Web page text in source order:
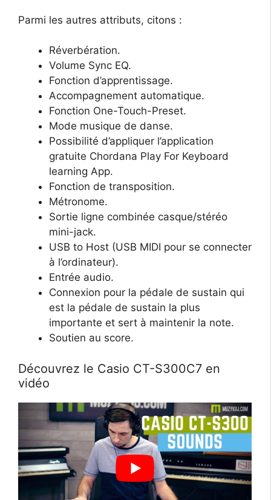
Parmi les autres attributs, citons :
Réverbération.
Volume Sync EQ.
Fonction d’apprentissage.
Accompagnement automatique.
Fonction One-Touch-Preset.
Mode musique de danse.
Possibilité d’appliquer l’application
gratuite Chordana Play For Keyboard
learning App.
Fonction de transposition.
Métronome.
Sortie ligne combinée casque/stéréo
mini-jack.
USB to Host (USB MIDI pour se connecter
à l’ordinateur).
Entrée audio.
Connexion pour la pédale de sustain qui
est la pédale de sustain la plus
importante et sert à maintenir la note.
Soutien au score.
Découvrez le Casio CT-S300C7 en
vidéo